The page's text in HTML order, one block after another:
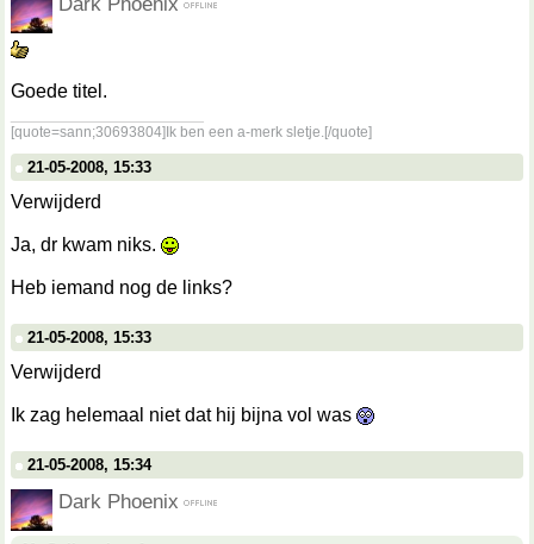
Goede titel.
[quote=sann;30693804]Ik ben een a-merk sletje.[/quote]
21-05-2008, 15:33
Verwijderd
Ja, dr kwam niks.
Heb iemand nog de links?
21-05-2008, 15:33
Verwijderd
Ik zag helemaal niet dat hij bijna vol was
21-05-2008, 15:34
Dark Phoenix